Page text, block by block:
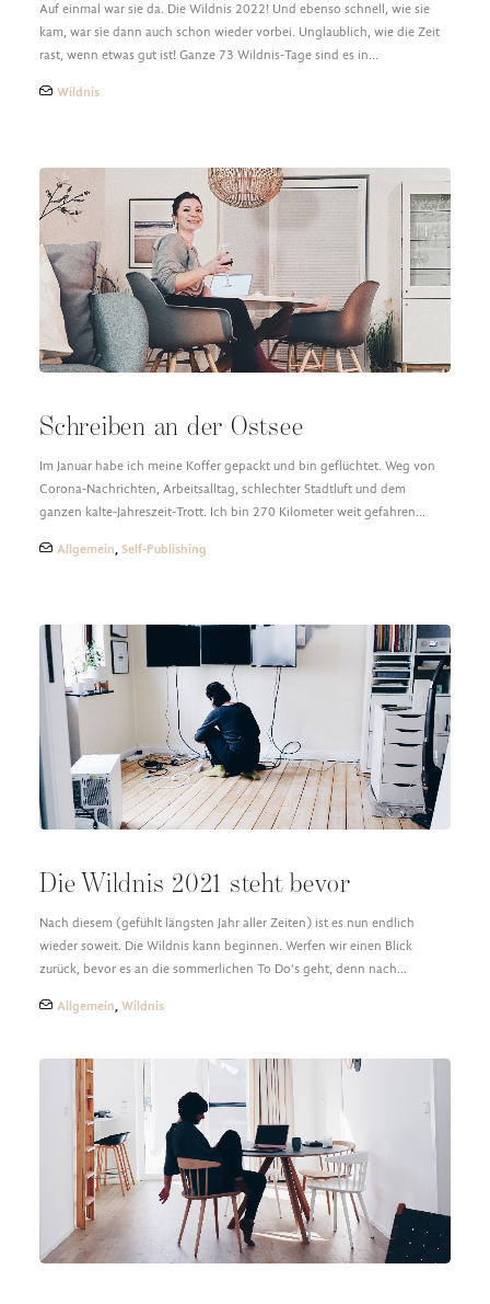
Auf einmal war sie da. Die Wildnis 2022! Und ebenso schnell, wie sie
kam, war sie dann auch schon wieder vorbei. Unglaublich, wie die Zeit
rast, wenn etwas gut ist! Ganze 73 Wildnis-Tage sind es in…
Wildnis
Schreiben an der Ostsee
Im Januar habe ich meine Koffer gepackt und bin geflüchtet. Weg von
Corona-Nachrichten, Arbeitsalltag, schlechter Stadtluft und dem
ganzen kalte-Jahreszeit-Trott. Ich bin 270 Kilometer weit gefahren…
Allgemein, Self-Publishing
Die Wildnis 2021 steht bevor
Nach diesem (gefühlt längsten Jahr aller Zeiten) ist es nun endlich
wieder soweit. Die Wildnis kann beginnen. Werfen wir einen Blick
zurück, bevor es an die sommerlichen To Do’s geht, denn nach…
Allgemein, Wildnis